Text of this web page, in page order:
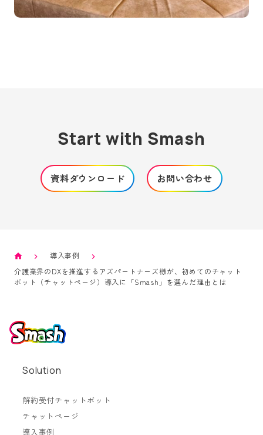
Start with Smash
資料ダウンロード お問い合わせ
導入事例
介護業界のDXを推進するアズパートナーズ様が、初めてのチャット
ボット（チャットページ）導入に「Smash」を選んだ理由とは
Solution
解約受付チャットボット
チャットページ
導入事例